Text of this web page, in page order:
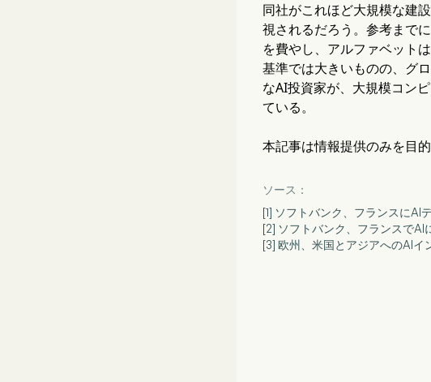
同社がこれほど大規模な建
視されるだろう。参考まで
を費やし、アルファベット
基準では大きいものの、グ
なAI投資家が、大規模コン
ている。
本記事は情報提供のみを目
ソース：
[1] ソフトバンク、フランスにAI
[2] ソフトバンク、フランスで
[3] 欧州、米国とアジアへのAIイ